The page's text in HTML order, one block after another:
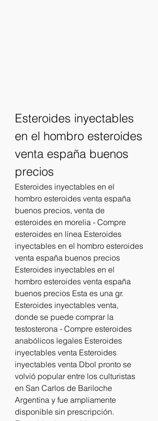
Esteroides inyectables
en el hombro esteroides
venta españa buenos
precios
Esteroides inyectables en el
hombro esteroides venta españa
buenos precios, venta de
esteroides en morelia - Compre
esteroides en línea Esteroides
inyectables en el hombro esteroides
venta españa buenos precios
Esteroides inyectables en el
hombro esteroides venta españa
buenos precios Esta es una gr.
Esteroides inyectables venta,
donde se puede comprar la
testosterona - Compre esteroides
anabólicos legales Esteroides
inyectables venta Esteroides
inyectables venta Dbol pronto se
volvió popular entre los culturistas
en San Carlos de Bariloche
Argentina y fue ampliamente
disponible sin prescripción.